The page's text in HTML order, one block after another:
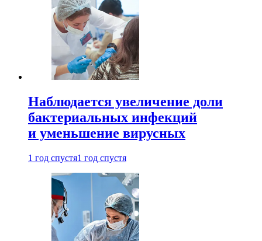
Наблюдается увеличение доли
бактериальных инфекций
и уменьшение вирусных
1 год спустя1 год спустя